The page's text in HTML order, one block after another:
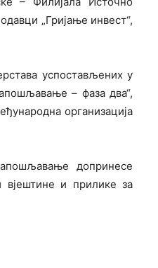
„Гријање инвест“,
успостављених у
– фаза два“,
организација
допринесе
и прилике за